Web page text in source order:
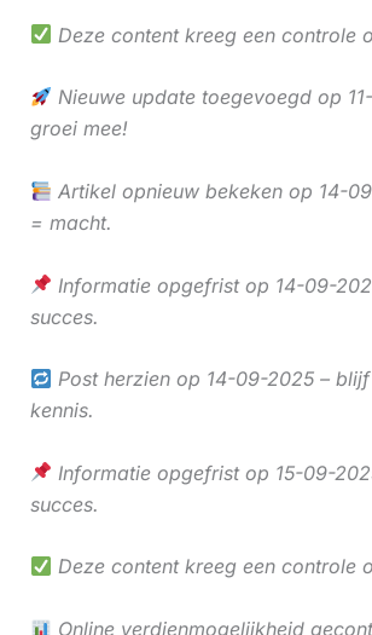
Deze content kreeg een controle
Nieuwe update toegevoegd op
groei mee!
Artikel opnieuw bekeken op 14-
= macht.
Informatie opgefrist op 14-09-
succes.
Post herzien op 14-09-2025 –
kennis.
Informatie opgefrist op 15-09-
succes.
Deze content kreeg een controle
Online verdienmogelijkheid